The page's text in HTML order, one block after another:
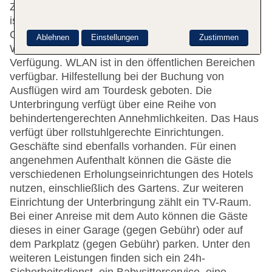
Zimmer. Das freundliche Personal an der Rezeption
ist gerne bei allen Fragen behilflich. Eine
Gepäckaufbewahrung, ein Safe und eine
Wechselstube stehen als Serviceleistungen zur
Verfügung. WLAN ist in den öffentlichen Bereichen
verfügbar. Hilfestellung bei der Buchung von
Ausflügen wird am Tourdesk geboten. Die
Unterbringung verfügt über eine Reihe von
behindertengerechten Annehmlichkeiten. Das Haus
verfügt über rollstuhlgerechte Einrichtungen.
Geschäfte sind ebenfalls vorhanden. Für einen
angenehmen Aufenthalt können die Gäste die
verschiedenen Erholungseinrichtungen des Hotels
nutzen, einschließlich des Gartens. Zur weiteren
Einrichtung der Unterbringung zählt ein TV-Raum.
Bei einer Anreise mit dem Auto können die Gäste
dieses in einer Garage (gegen Gebühr) oder auf
dem Parkplatz (gegen Gebühr) parken. Unter den
weiteren Leistungen finden sich ein 24h-
Zustimmen
Ablehnen Einstellungen